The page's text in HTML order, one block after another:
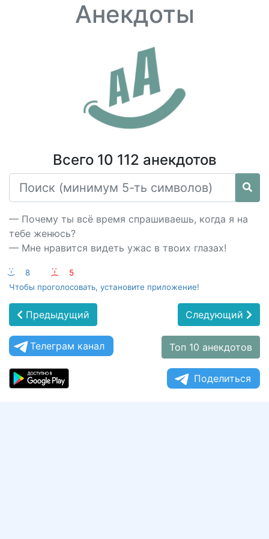
Анекдоты
Всего 10 112 анекдотов
— Почему ты всё время спрашиваешь, когда я на
тебе женюсь?
— Мне нравится видеть ужас в твоих глазах!
:-) 8 :-(
5
Чтобы проголосовать, установите приложение!
Предыдущий Следующий
Телеграм канал Топ 10 анекдотов
Поделиться